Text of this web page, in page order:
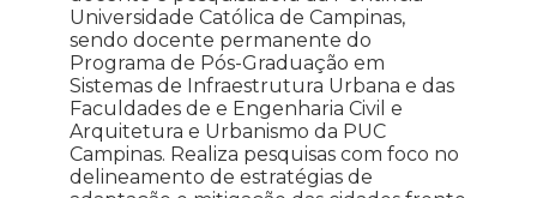
Universidade Católica de Campinas,
sendo docente permanente do
Programa de Pós-Graduação em
Sistemas de Infraestrutura Urbana e das
Faculdades de e Engenharia Civil e
Arquitetura e Urbanismo da PUC
Campinas. Realiza pesquisas com foco no
delineamento de estratégias de